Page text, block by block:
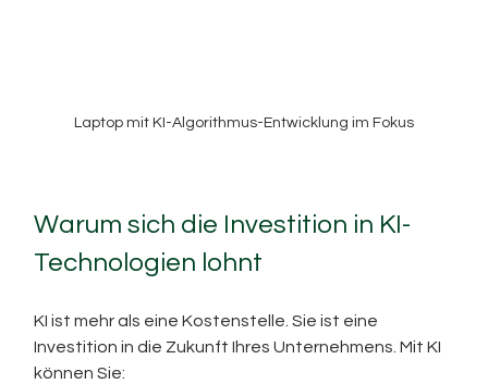
Laptop mit KI-Algorithmus-Entwicklung im Fokus
Warum sich die Investition in KI-
Technologien lohnt
KI ist mehr als eine Kostenstelle. Sie ist eine
Investition in die Zukunft Ihres Unternehmens. Mit KI
können Sie: